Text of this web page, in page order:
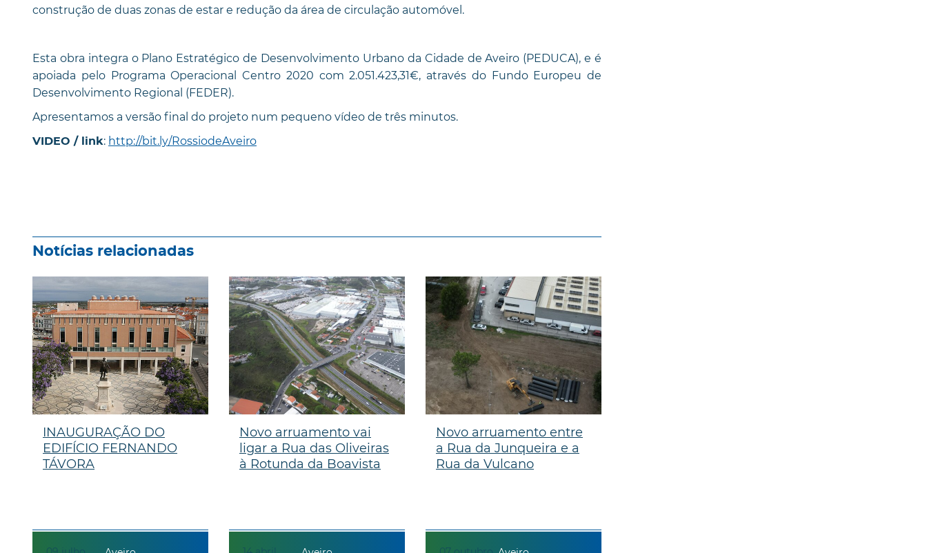
construção de duas zonas de estar e redução da área de circulação automóvel.
Esta obra integra o Plano Estratégico de Desenvolvimento Urbano da Cidade de Aveiro (PEDUCA), e é
apoiada pelo Programa Operacional Centro 2020 com 2.051.423,31€, através do Fundo Europeu de
Desenvolvimento Regional (FEDER).
Apresentamos a versão final do projeto num pequeno vídeo de três minutos.
VIDEO / link: http://bit.ly/RossiodeAveiro
Notícias relacionadas
INAUGURAÇÃO DO
EDIFÍCIO FERNANDO
TÁVORA
Novo arruamento vai
ligar a Rua das Oliveiras
à Rotunda da Boavista
Novo arruamento entre
a Rua da Junqueira e a
Rua da Vulcano